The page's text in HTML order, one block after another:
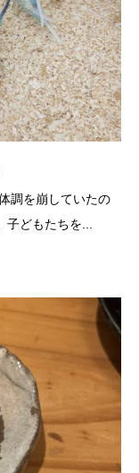
調を崩していたの
どもたちを...